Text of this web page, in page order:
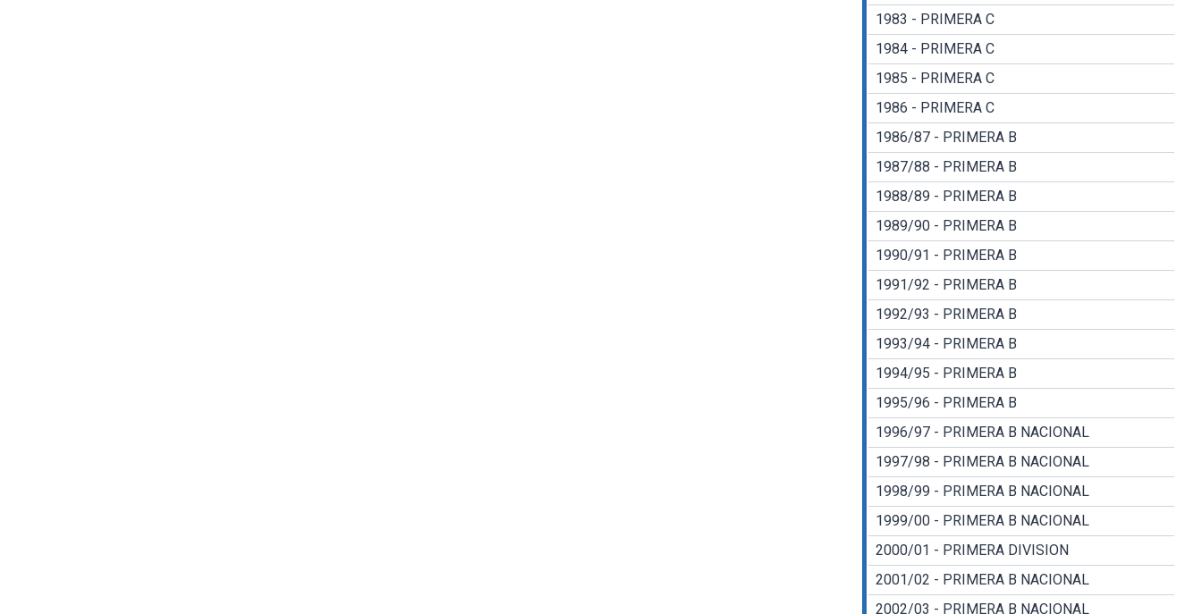
1983 - PRIMERA C
1984 - PRIMERA C
1985 - PRIMERA C
1986 - PRIMERA C
1986/87 - PRIMERA B
1987/88 - PRIMERA B
1988/89 - PRIMERA B
1989/90 - PRIMERA B
1990/91 - PRIMERA B
1991/92 - PRIMERA B
1992/93 - PRIMERA B
1993/94 - PRIMERA B
1994/95 - PRIMERA B
1995/96 - PRIMERA B
1996/97 - PRIMERA B NACIONAL
1997/98 - PRIMERA B NACIONAL
1998/99 - PRIMERA B NACIONAL
1999/00 - PRIMERA B NACIONAL
2000/01 - PRIMERA DIVISION
2001/02 - PRIMERA B NACIONAL
2002/03 - PRIMERA B NACIONAL